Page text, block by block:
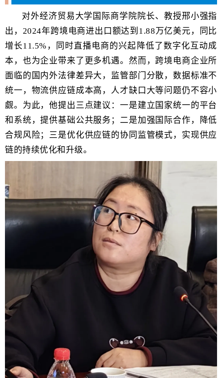
对外经济贸易大学国际商学院院长、教授邢小强指
出， 2024年跨境电商进出口额达到 1.88万亿美元，同比
增长11.5% ，同时直播电商的兴起降低了数字化互动成
本，也为企业带来了更多机遇。然而，跨境电商企业所
面临的国内外法律差异大，监管部门分散，数据标准不
统一，物流供应链成本高，人才缺口大等问题仍不容小
觑。为此，他提出三点建议：一是建立国家统一的平台
和系统，提供基础公共服务；二是加强国际合作，降低
合规风险；三是优化供应链的协同监管模式，实现供应
链的持续优化和升级。